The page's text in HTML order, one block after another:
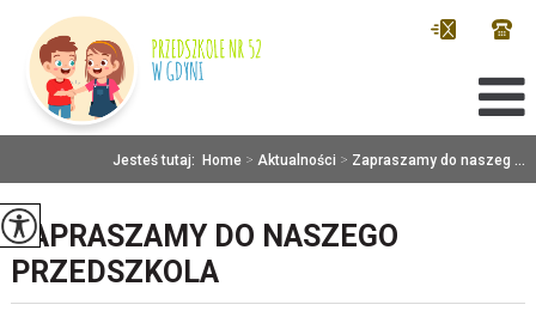
Jesteś tutaj: Home > Aktualności > Zapraszamy do naszeg ...
ZAPRASZAMY DO NASZEGO
PRZEDSZKOLA